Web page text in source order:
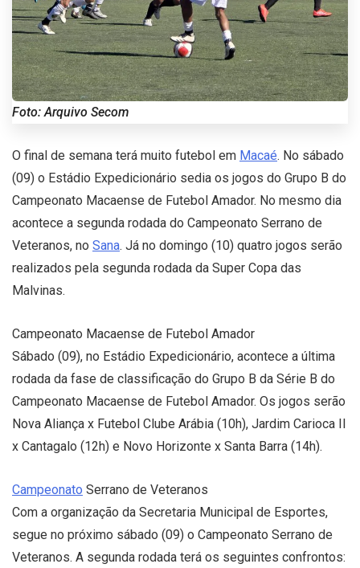
Foto: Arquivo Secom
O final de semana terá muito futebol em Macaé. No sábado
(09) o Estádio Expedicionário sedia os jogos do Grupo B do
Campeonato Macaense de Futebol Amador. No mesmo dia
acontece a segunda rodada do Campeonato Serrano de
Veteranos, no Sana. Já no domingo (10) quatro jogos serão
realizados pela segunda rodada da Super Copa das
Malvinas.
Campeonato Macaense de Futebol Amador
Sábado (09), no Estádio Expedicionário, acontece a última
rodada da fase de classificação do Grupo B da Série B do
Campeonato Macaense de Futebol Amador. Os jogos serão
Nova Aliança x Futebol Clube Arábia (10h), Jardim Carioca II
x Cantagalo (12h) e Novo Horizonte x Santa Barra (14h).
Campeonato Serrano de Veteranos
Com a organização da Secretaria Municipal de Esportes,
segue no próximo sábado (09) o Campeonato Serrano de
Veteranos. A segunda rodada terá os seguintes confrontos: